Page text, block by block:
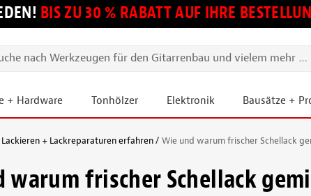
BIS ZU 30 % RABATT AUF IHRE
+ Hardware Tonhölzer Elektronik Bausätze +
+ Lackreparaturen erfahren Wie und warum frischer Schellack
warum frischer Schellack